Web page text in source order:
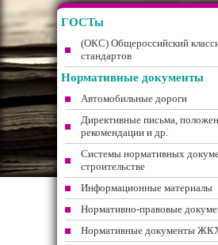
ГОСТы
(ОКС) Общероссийский
стандартов
Нормативные документы
Автомобильные дороги
Директивные письма,
рекомендации и др.
Системы нормативных
строительстве
Информационные материалы
Нормативно-правовые
Нормативные документы